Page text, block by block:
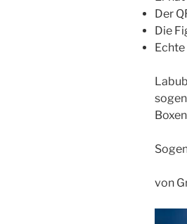
Der
Die
von